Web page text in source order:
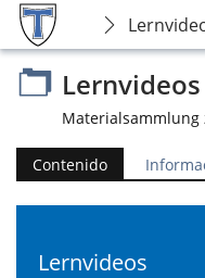
Lernvideos
Materialsammlung
Contenido
Lernvideos